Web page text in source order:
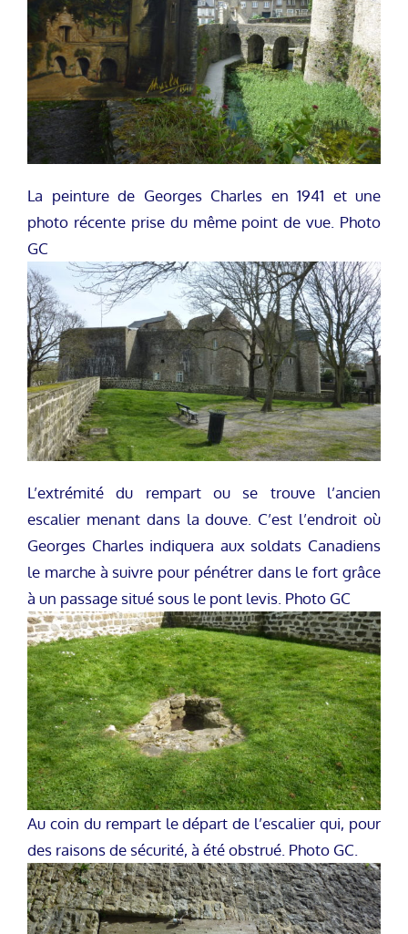
La peinture de Georges Charles en 1941 et une
photo récente prise du même point de vue. Photo
GC
L’extrémité du rempart ou se trouve l’ancien
escalier menant dans la douve. C’est l’endroit où
Georges Charles indiquera aux soldats Canadiens
le marche à suivre pour pénétrer dans le fort grâce
à un passage situé sous le pont levis. Photo GC
Au coin du rempart le départ de l’escalier qui, pour
des raisons de sécurité, à été obstrué. Photo GC.